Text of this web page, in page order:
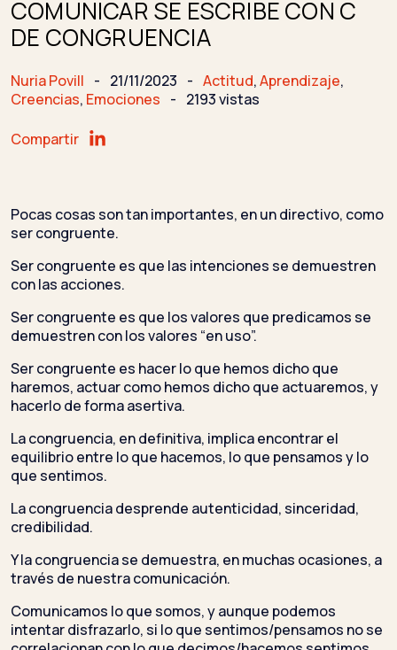
COMUNICAR SE ESCRIBE CON C
DE CONGRUENCIA
Nuria Povill - 21/11/2023 - Actitud,Aprendizaje,
Creencias, Emociones - 2193 vistas
Compartir
Pocas cosas son tan importantes, en un directivo, como
ser congruente.
Ser congruente es que las intenciones se demuestren
con las acciones.
Ser congruente es que los valores que predicamos se
demuestren con los valores “en uso”.
Ser congruente es hacer lo que hemos dicho que
haremos, actuar como hemos dicho que actuaremos, y
hacerlo de forma asertiva.
La congruencia, en definitiva, implica encontrar el
equilibrio entre lo que hacemos, lo que pensamos y lo
que sentimos.
La congruencia desprende autenticidad, sinceridad,
credibilidad.
Y la congruencia se demuestra, en muchas ocasiones, a
través de nuestra comunicación.
Comunicamos lo que somos, y aunque podemos
intentar disfrazarlo, si lo que sentimos/pensamos no se